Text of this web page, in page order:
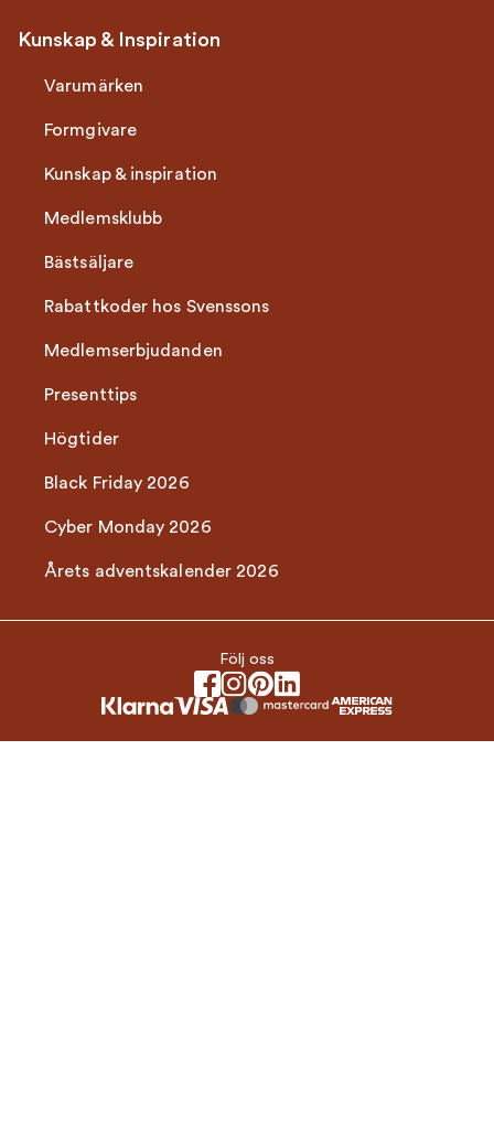
Kunskap & Inspiration
Varumärken
Formgivare
Kunskap & inspiration
Medlemsklubb
Bästsäljare
Rabattkoder hos Svenssons
Medlemserbjudanden
Presenttips
Högtider
Black Friday 2026
Cyber Monday 2026
Årets adventskalender 2026
Följ oss